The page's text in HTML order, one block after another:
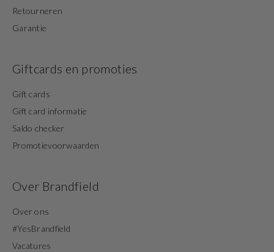
Retourneren
Garantie
Giftcards en promoties
Gift cards
Gift card informatie
Saldo checker
Promotievoorwaarden
Over Brandfield
Over ons
#YesBrandfield
Vacatures